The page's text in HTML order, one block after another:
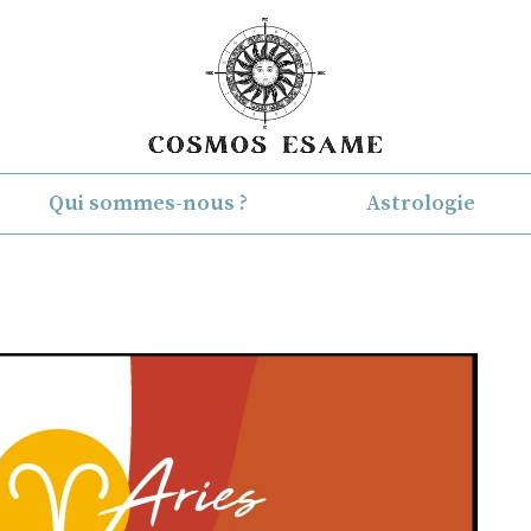
Qui sommes-nous ? Astrologie